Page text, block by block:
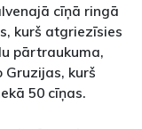
cīņā ringā
kurš atgriezīsies
pārtraukuma,
kurš
50 cīņas.